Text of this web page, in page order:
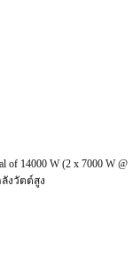
of 14000 W (2 x 7000 W @
ลังวัตต์สูง